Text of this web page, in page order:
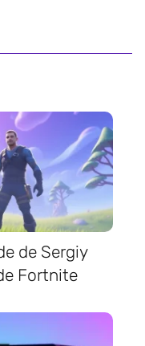
de Sergiy
Fortnite